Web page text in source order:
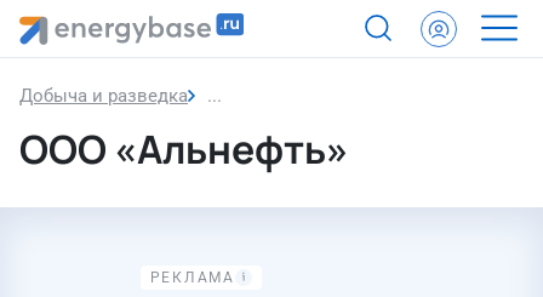
Добыча и разведка ООО «Альнефть»
ООО «Альнефть»